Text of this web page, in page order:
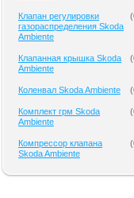
Клапан регулировки
газораспределения Skoda
Ambiente
(
Клапанная крышка Skoda
Ambiente
(
Коленвал Skoda Ambiente (
Комплект грм Skoda
Ambiente
(
Компрессор клапана
Skoda Ambiente
(